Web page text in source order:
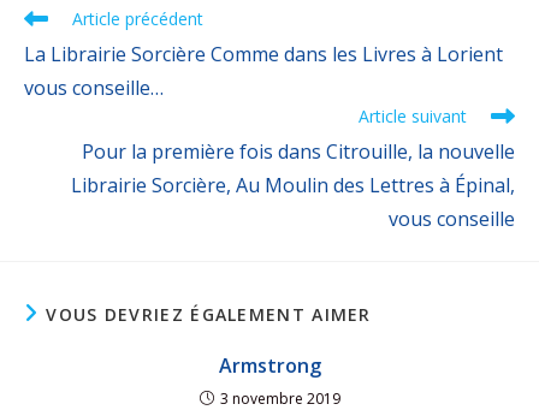
Article précédent
La Librairie Sorcière Comme dans les Livres à Lorient
vous conseille…
Article suivant
Pour la première fois dans Citrouille, la nouvelle
Librairie Sorcière, Au Moulin des Lettres à Épinal,
vous conseille
VOUS DEVRIEZ ÉGALEMENT AIMER
Armstrong
3 novembre 2019